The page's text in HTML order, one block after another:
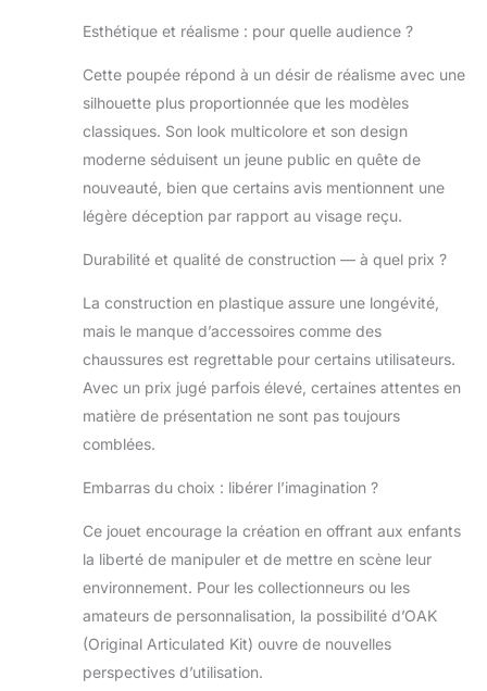
Esthétique et réalisme : pour quelle audience ?
Cette poupée répond à un désir de réalisme avec une
silhouette plus proportionnée que les modèles
classiques. Son look multicolore et son design
moderne séduisent un jeune public en quête de
nouveauté, bien que certains avis mentionnent une
légère déception par rapport au visage reçu.
Durabilité et qualité de construction — à quel prix ?
La construction en plastique assure une longévité,
mais le manque d’accessoires comme des
chaussures est regrettable pour certains utilisateurs.
Avec un prix jugé parfois élevé, certaines attentes en
matière de présentation ne sont pas toujours
comblées.
Embarras du choix : libérer l’imagination ?
Ce jouet encourage la création en offrant aux enfants
la liberté de manipuler et de mettre en scène leur
environnement. Pour les collectionneurs ou les
amateurs de personnalisation, la possibilité d’OAK
(Original Articulated Kit) ouvre de nouvelles
perspectives d’utilisation.